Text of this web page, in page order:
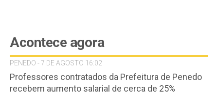
Acontece agora
PENEDO - 7 DE AGOSTO 16:02
Professores contratados da Prefeitura de Penedo
recebem aumento salarial de cerca de 25%